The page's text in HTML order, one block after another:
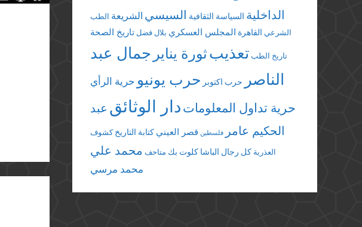
الداخلية السياسة الثقافية السيسي الشريعة الطب
الشرعي القاهرة المجلس العسكري بلال فضل تاريخ الصحة
تاريخ الطب تعذيبثورة يناير جمال عبد
الناصر
حرب اكتوبر حرب يونيو حرية الرأي
حرية تداول المعلومات دار الوثائق عبد
الحكيم عامر
فلسطين قصر العيني كتابة التاريخ كشوف
العذرية كل رجال الباشا كلوت بك متاحف محمد علي
محمد مرسي